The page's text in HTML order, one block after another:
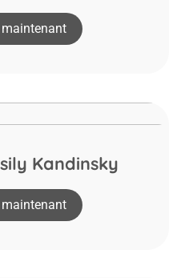
maintenant
Kandinsky